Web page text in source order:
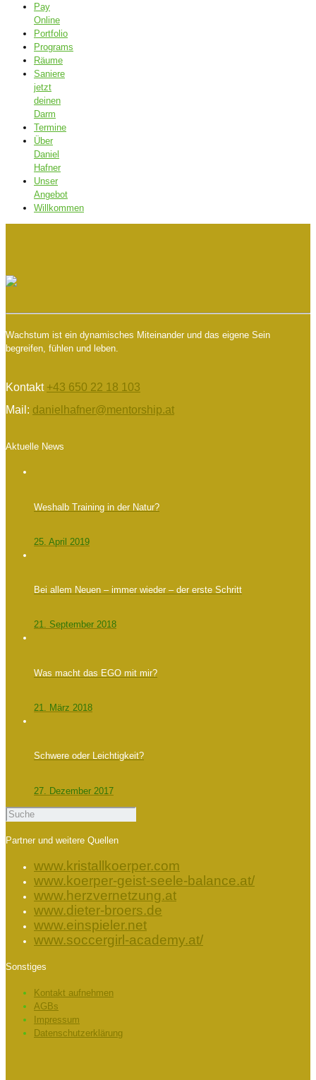
Pay
Online
Portfolio
Programs
Räume
Saniere
jetzt
deinen
Darm
Termine
Über
Daniel
Hafner
Unser
Angebot
Willkommen
Wachstum ist ein dynamisches Miteinander und das eigene Sein
begreifen, fühlen und leben.
Kontakt +43 650 22 18 103
Mail: danielhafner@mentorship.at
Aktuelle News
Weshalb Training in der Natur?
25. April 2019
Bei allem Neuen – immer wieder – der erste Schritt
21. September 2018
Was macht das EGO mit mir?
21. März 2018
Schwere oder Leichtigkeit?
27. Dezember 2017
Partner und weitere Quellen
www.kristallkoerper.com
www.koerper-geist-seele-balance.at/
www.herzvernetzung.at
www.dieter-broers.de
www.einspieler.net
www.soccergirl-academy.at/
Sonstiges
Kontakt aufnehmen
AGBs
Impressum
Datenschutzerklärung